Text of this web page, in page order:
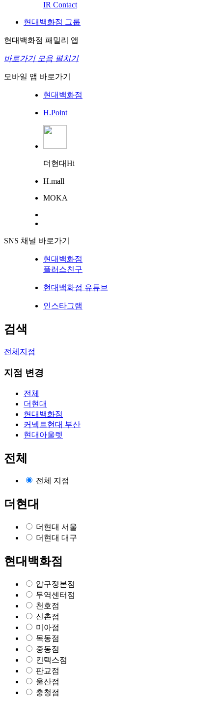
IR Contact
현대백화점 그룹
현대백화점 패밀리 앱
바로가기 모음 펼치기
모바일 앱 바로가기
현대백화점
H.Point
더현대Hi
H.mall
MOKA
SNS 채널 바로가기
현대백화점
플러스친구
현대백화점 유튜브
인스타그램
검색
전체지점
지점 변경
전체
더현대
현대백화점
커넥트현대 부산
현대아울렛
전체
전체 지점
더현대
더현대 서울
더현대 대구
현대백화점
압구정본점
무역센터점
천호점
신촌점
미아점
목동점
중동점
킨텍스점
판교점
울산점
충청점